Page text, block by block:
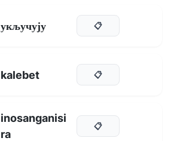
укључују 📋
kalebet 📋
inosanganisi
ra
📋